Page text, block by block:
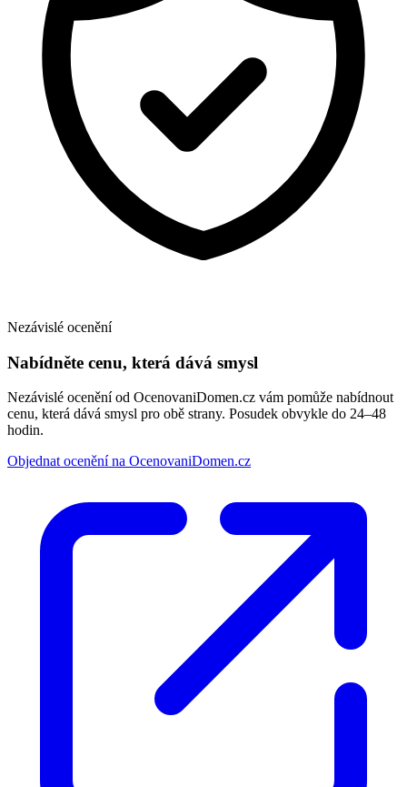
Nezávislé ocenění
Nabídněte cenu, která dává smysl
Nezávislé ocenění od OcenovaniDomen.cz vám pomůže nabídnout
cenu, která dává smysl pro obě strany. Posudek obvykle do 24–48
hodin.
Objednat ocenění na OcenovaniDomen.cz